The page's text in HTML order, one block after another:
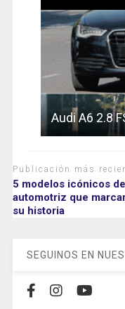
Audi A6 2.8
Publicación más
5 modelos icónicos
automotriz que
su historia
SEGUINOS EN